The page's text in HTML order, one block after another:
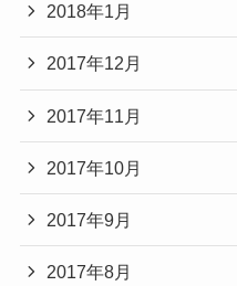
2018年1月
2017年12月
2017年11月
2017年10月
2017年9月
2017年8月